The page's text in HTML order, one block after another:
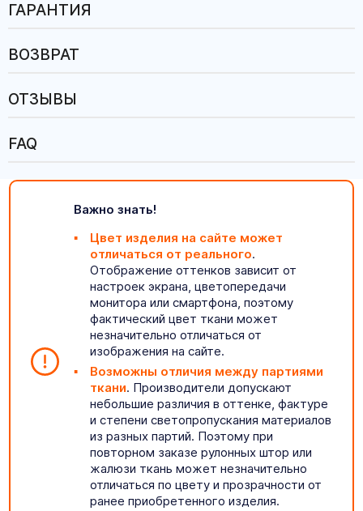
ГАРАНТИЯ
ВОЗВРАТ
ОТЗЫВЫ
FAQ
Важно знать!
Цвет изделия на сайте может
отличаться от реального.
Отображение оттенков зависит от
настроек экрана, цветопередачи
монитора или смартфона, поэтому
фактический цвет ткани может
незначительно отличаться от
изображения на сайте.
Возможны отличия между партиями
ткани. Производители допускают
небольшие различия в оттенке, фактуре
и степени светопропускания материалов
из разных партий. Поэтому при
повторном заказе рулонных штор или
жалюзи ткань может незначительно
отличаться по цвету и прозрачности от
ранее приобретенного изделия.